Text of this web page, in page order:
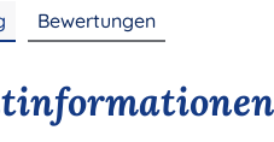
Bewertungen